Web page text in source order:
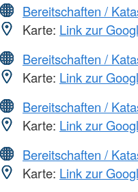
Bereitschaften /
Karte: Link zur
Bereitschaften /
Karte: Link zur
Bereitschaften /
Karte: Link zur
Bereitschaften /
Karte: Link zur